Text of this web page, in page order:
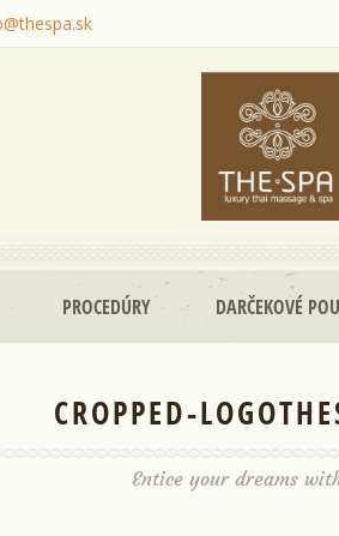
PROCEDÚRY DARČEKOVÉ
CROPPED-
Entice your dreams